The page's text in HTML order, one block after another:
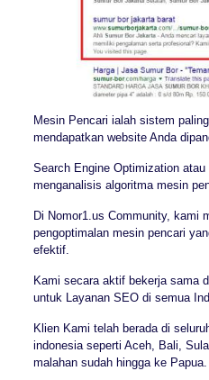
Mesin Pencari ialah sistem
mendapatkan website Anda
Search Engine Optimization
menganalisis algoritma mesin
Di Nomor1.us Community, kami
pengoptimalan mesin pencari
efektif.
Kami secara aktif bekerja sama
untuk Layanan SEO di semua
Klien Kami telah berada di
indonesia seperti Aceh, Bali,
malahan sudah hingga ke Papua.